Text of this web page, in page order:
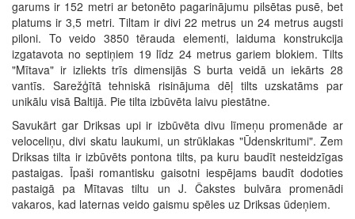
garums ir 152 metri ar betonēto pagarinājumu pilsētas pusē, bet
platums ir 3,5 metri. Tiltam ir divi 22 metrus un 24 metrus augsti
piloni. To veido 3850 tērauda elementi, laiduma konstrukcija
izgatavota no septiņiem 19 līdz 24 metrus gariem blokiem. Tilts
"Mītava" ir izliekts trīs dimensijās S burta veidā un iekārts 28
vantīs. Sarežģītā tehniskā risinājuma dēļ tilts uzskatāms par
unikālu visā Baltijā. Pie tilta izbūvēta laivu piestātne.
Savukārt gar Driksas upi ir izbūvēta divu līmeņu promenāde ar
veloceliņu, divi skatu laukumi, un strūklakas "Ūdenskritumi". Zem
Driksas tilta ir izbūvēts pontona tilts, pa kuru baudīt nesteidzīgas
pastaigas. Īpaši romantisku gaisotni iespējams baudīt dodoties
pastaigā pa Mītavas tiltu un J. Čakstes bulvāra promenādi
vakaros, kad laternas veido gaismu spēles uz Driksas ūdeņiem.